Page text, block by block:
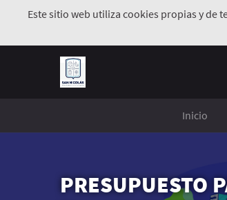
Este sitio web utiliza cookies propias y de
Inicio
PRESUPUESTO